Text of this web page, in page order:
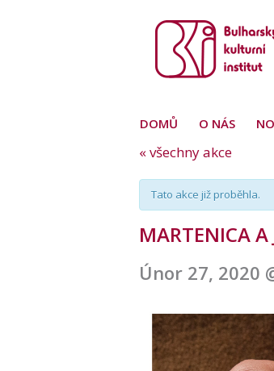
DOMŮ O NÁS
« všechny akce
Tato akce již proběhla.
MARTENICA A
Únor 27, 2020
pro
akce